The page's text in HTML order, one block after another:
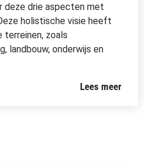
deze drie aspecten met
holistische visie heeft
terreinen, zoals
landbouw, onderwijs en
Lees meer